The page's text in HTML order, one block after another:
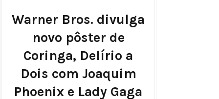
Warner Bros. divulga
novo pôster de
Coringa, Delírio a
Dois com Joaquim
Phoenix e Lady Gaga